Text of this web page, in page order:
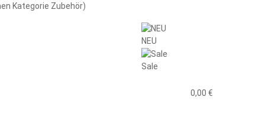
Kategorie Zubehör)
NEU
Sale
0,00 €